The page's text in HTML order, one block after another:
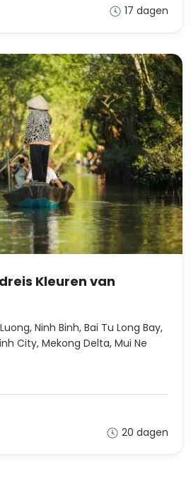
17 dagen
Kleuren van
Ninh Binh, Bai Tu Long Bay,
City, Mekong Delta, Mui Ne
20 dagen